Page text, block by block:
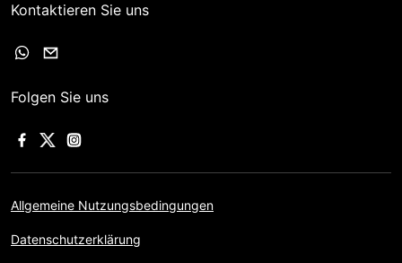
Kontaktieren Sie uns
Folgen Sie uns
Allgemeine Nutzungsbedingungen
Datenschutzerklärung